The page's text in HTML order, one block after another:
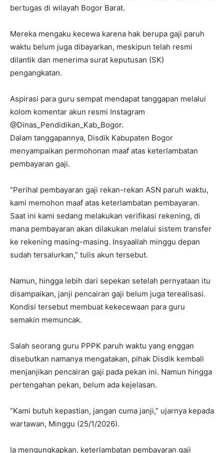
bertugas di wilayah Bogor Barat.
Mereka mengaku kecewa karena hak berupa gaji paruh
waktu belum juga dibayarkan, meskipun telah resmi
dilantik dan menerima surat keputusan (SK)
pengangkatan.
Aspirasi para guru sempat mendapat tanggapan melalui
kolom komentar akun resmi Instagram
@Dinas_Pendidikan_Kab_Bogor.
Dalam tanggapannya, Disdik Kabupaten Bogor
menyampaikan permohonan maaf atas keterlambatan
pembayaran gaji.
“Perihal pembayaran gaji rekan-rekan ASN paruh waktu,
kami memohon maaf atas keterlambatan pembayaran.
Saat ini kami sedang melakukan verifikasi rekening, di
mana pembayaran akan dilakukan melalui sistem transfer
ke rekening masing-masing. Insyaallah minggu depan
sudah tersalurkan,” tulis akun tersebut.
Namun, hingga lebih dari sepekan setelah pernyataan itu
disampaikan, janji pencairan gaji belum juga terealisasi.
Kondisi tersebut membuat kekecewaan para guru
semakin memuncak.
Salah seorang guru PPPK paruh waktu yang enggan
disebutkan namanya mengatakan, pihak Disdik kembali
menjanjikan pencairan gaji pada pekan ini. Namun hingga
pertengahan pekan, belum ada kejelasan.
“Kami butuh kepastian, jangan cuma janji,” ujarnya kepada
wartawan, Minggu (25/1/2026).
Ia mengungkapkan, keterlambatan pembayaran gaji